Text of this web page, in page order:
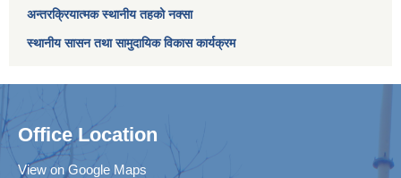
अन्तरक्रियात्मक स्थानीय तहको नक्सा
स्थानीय सासन तथा सामुदायिक विकास कार्यक्रम
Office Location
View on Google Maps